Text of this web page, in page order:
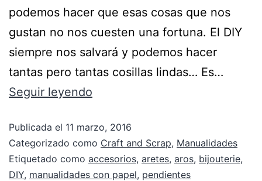
podemos hacer que esas cosas que nos
gustan no nos cuesten una fortuna. El DIY
siempre nos salvará y podemos hacer
tantas pero tantas cosillas lindas… Es…
Seguir leyendo
Publicada el 11 marzo, 2016
Categorizado como Craft and Scrap, Manualidades
Etiquetado como accesorios, aretes, aros, bijouterie,
DIY, manualidades con papel, pendientes